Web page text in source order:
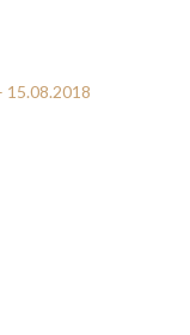
15.08.2018